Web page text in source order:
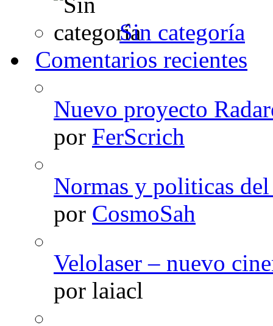
Sin categoría
Comentarios recientes
Nuevo proyecto
por FerScrich
Normas y politicas
por CosmoSah
Velolaser – nuevo
por laiacl